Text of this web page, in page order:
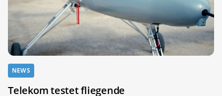
NEWS
Telekom testet fliegende